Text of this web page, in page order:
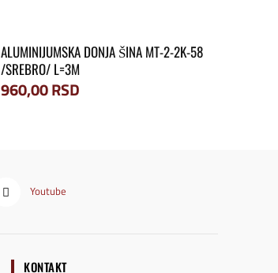
ALUMINIJUMSKA DONJA ŠINA MT-2-2K-58
/SREBRO/ L=3M
960,00RSD
Youtube
KONTAKT